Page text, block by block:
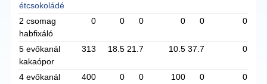
étcsokoládé
2 csomag
habfixáló
0 0 0 0 0 0
5 evőkanál
kakaópor
313 18.5 21.7 10.5 37.7 0
4 evőkanál
400 0 0 100 0 0